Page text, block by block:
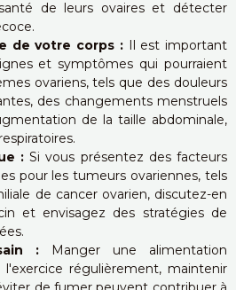
de leurs ovaires et détecter
de votre corps :
Il est important
et symptômes qui pourraient
ovariens, tels que des douleurs
des changements menstruels
de la taille abdominale,
:Si vous présentez des facteurs
pour les tumeurs ovariennes, tels
de cancer ovarien, discutez-en
et envisagez des stratégies de
: Manger une alimentation
l'exercice régulièrement, maintenir